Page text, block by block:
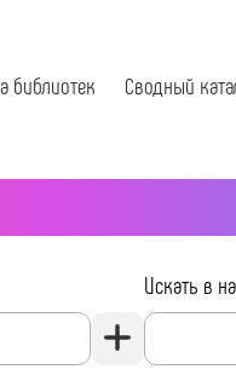
библиотек Сводный
Искать в